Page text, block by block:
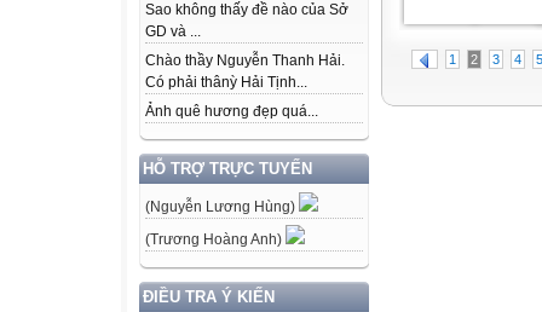
Sao không thấy đề nào của Sở
GD và ...
Chào thầy Nguyễn Thanh Hải.
Có phải thânỳ Hải Tịnh...
Ảnh quê hương đẹp quá...
HỖ TRỢ TRỰC TUYẾN
(Nguyễn Lương Hùng)
(Trương Hoàng Anh)
ĐIỀU TRA Ý KIẾN
1 2 3 4 5